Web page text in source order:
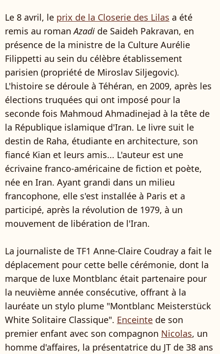
Le 8 avril, le prix de la Closerie des Lilas a été
remis au romanAzadi de Saideh Pakravan, en
présence de la ministre de la Culture Aurélie
Filippetti au sein du célèbre établissement
parisien (propriété de Miroslav Siljegovic).
L'histoire se déroule à Téhéran, en 2009, après les
élections truquées qui ont imposé pour la
seconde fois Mahmoud Ahmadinejad à la tête de
la République islamique d'Iran. Le livre suit le
destin de Raha, étudiante en architecture, son
fiancé Kian et leurs amis... L'auteur est une
écrivaine franco-américaine de fiction et poète,
née en Iran. Ayant grandi dans un milieu
francophone, elle s'est installée à Paris et a
participé, après la révolution de 1979, à un
mouvement de libération de l'Iran.
La journaliste de TF1 Anne-Claire Coudray a fait le
déplacement pour cette belle cérémonie, dont la
marque de luxe Montblanc était partenaire pour
la neuvième année consécutive, offrant à la
lauréate un stylo plume "Montblanc Meisterstück
White Solitaire Classique". Enceinte de son
premier enfant avec son compagnon Nicolas, un
homme d'affaires, la présentatrice du JT de 38 ans